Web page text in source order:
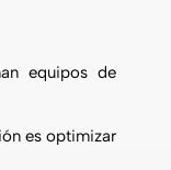
equipos de
es optimizar